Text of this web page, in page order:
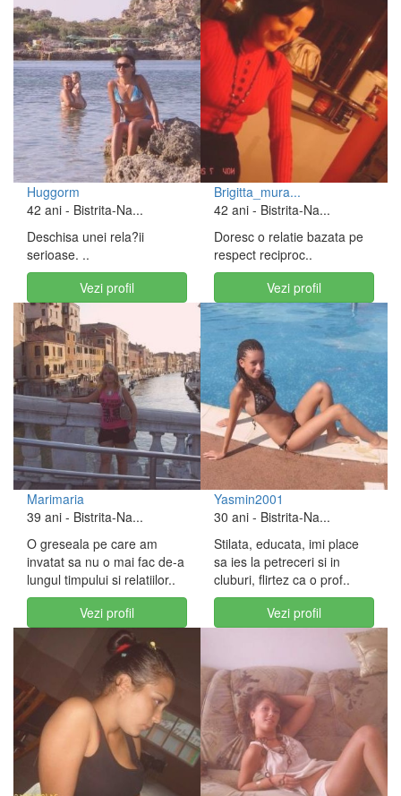
Huggorm
42 ani - Bistrita-Na...
Deschisa unei rela?ii
serioase. ..
Vezi profil
Brigitta_mura...
42 ani - Bistrita-Na...
Doresc o relatie bazata pe
respect reciproc..
Vezi profil
Marimaria
39 ani - Bistrita-Na...
O greseala pe care am
invatat sa nu o mai fac de-a
lungul timpului si relatiilor..
Vezi profil
Yasmin2001
30 ani - Bistrita-Na...
Stilata, educata, imi place
sa ies la petreceri si in
cluburi, flirtez ca o prof..
Vezi profil